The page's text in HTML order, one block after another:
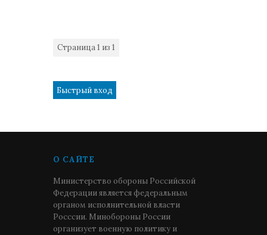
Страница1 из 1
О САЙТЕ
Министерство обороны Российской
Федерации является федеральным
органом исполнительной власти
Росссии. Минобороны России
организует военную политику и